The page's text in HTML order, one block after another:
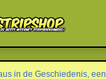
in de Geschiedenis, een